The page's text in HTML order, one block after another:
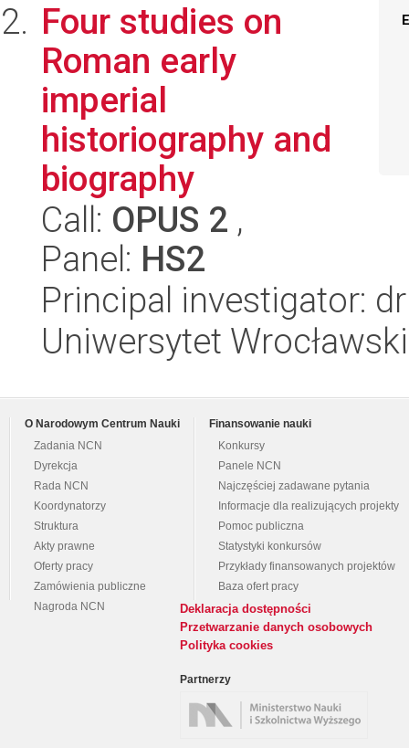
Four studies on
Roman early
imperial
historiography and
biography
Call: OPUS 2 ,
Panel: HS2
Principal investigator:
Uniwersytet
O Narodowym Centrum Nauki
Zadania NCN
Dyrekcja
Rada NCN
Koordynatorzy
Struktura
Akty prawne
Oferty pracy
Zamówienia publiczne
Nagroda NCN
Finansowanie nauki
Konkursy
Panele NCN
Najczęściej zadawane pytania
Informacje dla realizujących projekty
Pomoc publiczna
Statystyki konkursów
Przykłady finansowanych projektów
Baza ofert pracy
Deklaracja dostępności
Przetwarzanie danych osobowych
Polityka cookies
Partnerzy